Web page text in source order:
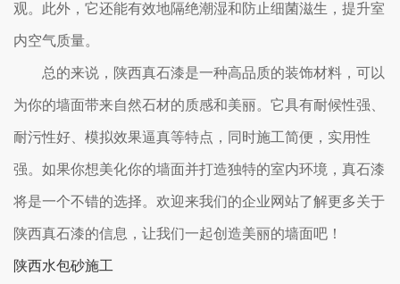
观。此外，它还能有效地隔绝潮湿和防止细菌滋生，提升室
内空气质量。
总的来说，陕西真石漆是一种高品质的装饰材料，可以
为你的墙面带来自然石材的质感和美丽。它具有耐候性强、
耐污性好、模拟效果逼真等特点，同时施工简便，实用性
强。如果你想美化你的墙面并打造独特的室内环境，真石漆
将是一个不错的选择。欢迎来我们的企业网站了解更多关于
陕西真石漆的信息，让我们一起创造美丽的墙面吧！
陕西水包砂施工